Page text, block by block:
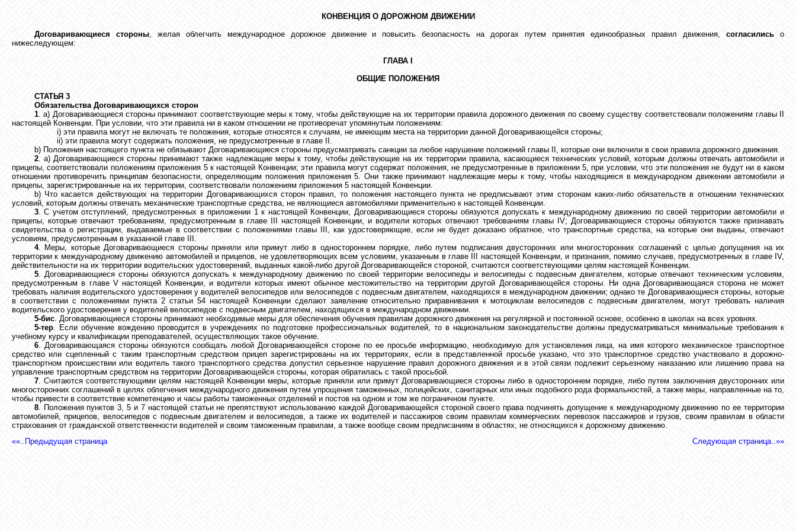
КОНВЕНЦИЯ О ДОРОЖНОМ ДВИЖЕНИИ
Договаривающиеся стороны, желая облегчить международное дорожное движение и повысить безопасность на дорогах путем принятия единообразных правил движения,согласились о
нижеследующем:
ГЛАВА I
ОБЩИЕ ПОЛОЖЕНИЯ
СТАТЬЯ 3
Обязательства Договаривающихся сторон
1. a) Договаривающиеся стороны принимают соответствующие меры к тому, чтобы действующие на их территории правила дорожного движения по своему существу соответствовали положениям главы II
настоящей Конвенции. При условии, что эти правила ни в каком отношении не противоречат упомянутым положениям:
i) эти правила могут не включать те положения, которые относятся к случаям, не имеющим места на территории данной Договаривающейся стороны;
ii) эти правила могут содержать положения, не предусмотренные в главе II.
b) Положения настоящего пункта не обязывают Договаривающиеся стороны предусматривать санкции за любое нарушение положений главы II, которые они включили в свои правила дорожного движения.
2. a) Договаривающиеся стороны принимают также надлежащие меры к тому, чтобы действующие на их территории правила, касающиеся технических условий, которым должны отвечать автомобили и
прицепы, соответствовали положениям приложения 5 к настоящей Конвенции; эти правила могут содержат положения, не предусмотренные в приложении 5, при условии, что эти положения не будут ни в каком
отношении противоречить принципам безопасности, определяющим положения приложения 5. Они также принимают надлежащие меры к тому, чтобы находящиеся в международном движении автомобили и
прицепы, зарегистрированные на их территории, соответствовали положениям приложения 5 настоящей Конвенции.
b) Что касается действующих на территории Договаривающихся сторон правил, то положения настоящего пункта не предписывают этим сторонам каких-либо обязательств в отношении технических
условий, которым должны отвечать механические транспортные средства, не являющиеся автомобилями применительно к настоящей Конвенции.
3. С учетом отступлений, предусмотренных в приложении 1 к настоящей Конвенции, Договаривающиеся стороны обязуются допускать к международному движению по своей территории автомобили и
прицепы, которые отвечают требованиям, предусмотренным в главе III настоящей Конвенции, и водители которых отвечают требованиям главы IV; Договаривающиеся стороны обязуются также признавать
свидетельства о регистрации, выдаваемые в соответствии с положениями главы III, как удостоверяющие, если не будет доказано обратное, что транспортные средства, на которые они выданы, отвечают
условиям, предусмотренным в указанной главе III.
4. Меры, которые Договаривающиеся стороны приняли или примут либо в одностороннем порядке, либо путем подписания двусторонних или многосторонних соглашений с целью допущения на их
территории к международному движению автомобилей и прицепов, не удовлетворяющих всем условиям, указанным в главе III настоящей Конвенции, и признания, помимо случаев, предусмотренных в главе IV,
действительности на их территории водительских удостоверений, выданных какой-либо другой Договаривающейся стороной, считаются соответствующими целям настоящей Конвенции.
5. Договаривающиеся стороны обязуются допускать к международному движению по своей территории велосипеды и велосипеды с подвесным двигателем, которые отвечают техническим условиям,
предусмотренным в главе V настоящей Конвенции, и водители которых имеют обычное местожительство на территории другой Договаривающейся стороны. Ни одна Договаривающаяся сторона не может
требовать наличия водительского удостоверения у водителей велосипедов или велосипедов с подвесным двигателем, находящихся в международном движении; однако те Договаривающиеся стороны, которые
в соответствии с положениями пункта 2 статьи 54 настоящей Конвенции сделают заявление относительно приравнивания к мотоциклам велосипедов с подвесным двигателем, могут требовать наличия
водительского удостоверения у водителей велосипедов с подвесным двигателем, находящихся в международном движении.
5-бис. Договаривающиеся стороны принимают необходимые меры для обеспечения обучения правилам дорожного движения на регулярной и постоянной основе, особенно в школах на всех уровнях.
5-тер. Если обучение вождению проводится в учреждениях по подготовке профессиональных водителей, то в национальном законодательстве должны предусматриваться минимальные требования к
учебному курсу и квалификации преподавателей, осуществляющих такое обучение.
6. Договаривающаяся стороны обязуются сообщать любой Договаривающейся стороне по ее просьбе информацию, необходимую для установления лица, на имя которого механическое транспортное
средство или сцепленный с таким транспортным средством прицеп зарегистрированы на их территориях, если в представленной просьбе указано, что это транспортное средство участвовало в дорожно-
транспортном происшествии или водитель такого транспортного средства допустил серьезное нарушение правил дорожного движения и в этой связи подлежит серьезному наказанию или лишению права на
управление транспортным средством на территории Договаривающейся стороны, которая обратилась с такой просьбой.
7. Считаются соответствующими целям настоящей Конвенции меры, которые приняли или примут Договаривающиеся стороны либо в одностороннем порядке, либо путем заключения двусторонних или
многосторонних соглашений в целях облегчения международного движения путем упрощения таможенных, полицейских, санитарных или иных подобного рода формальностей, а также меры, направленные на то,
чтобы привести в соответствие компетенцию и часы работы таможенных отделений и постов на одном и том же пограничном пункте.
8. Положения пунктов 3, 5 и 7 настоящей статьи не препятствуют использованию каждой Договаривающейся стороной своего права подчинять допущение к международному движению по ее территории
автомобилей, прицепов, велосипедов с подвесным двигателем и велосипедов, а также их водителей и пассажиров своим правилам коммерческих перевозок пассажиров и грузов, своим правилам в области
страхования от гражданской ответственности водителей и своим таможенным правилам, а также вообще своим предписаниям в областях, не относящихся к дорожному движению.
««..Предыдущая страница
Следующая страница..»»